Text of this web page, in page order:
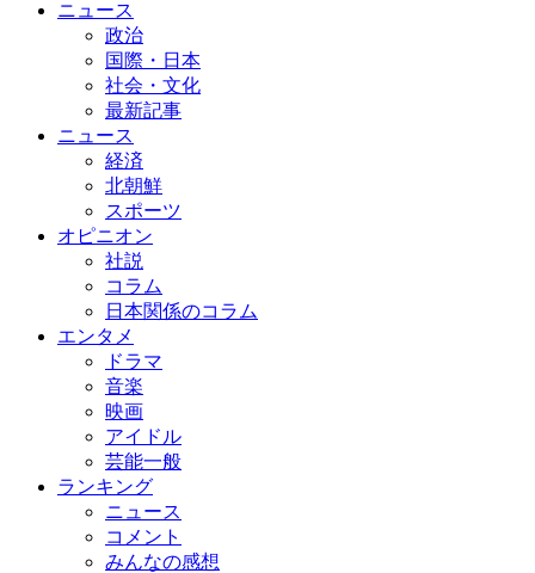
ニュース
政治
国際・日本
社会・文化
最新記事
ニュース
経済
北朝鮮
スポーツ
オピニオン
社説
コラム
日本関係のコラム
エンタメ
ドラマ
音楽
映画
アイドル
芸能一般
ランキング
ニュース
コメント
みんなの感想